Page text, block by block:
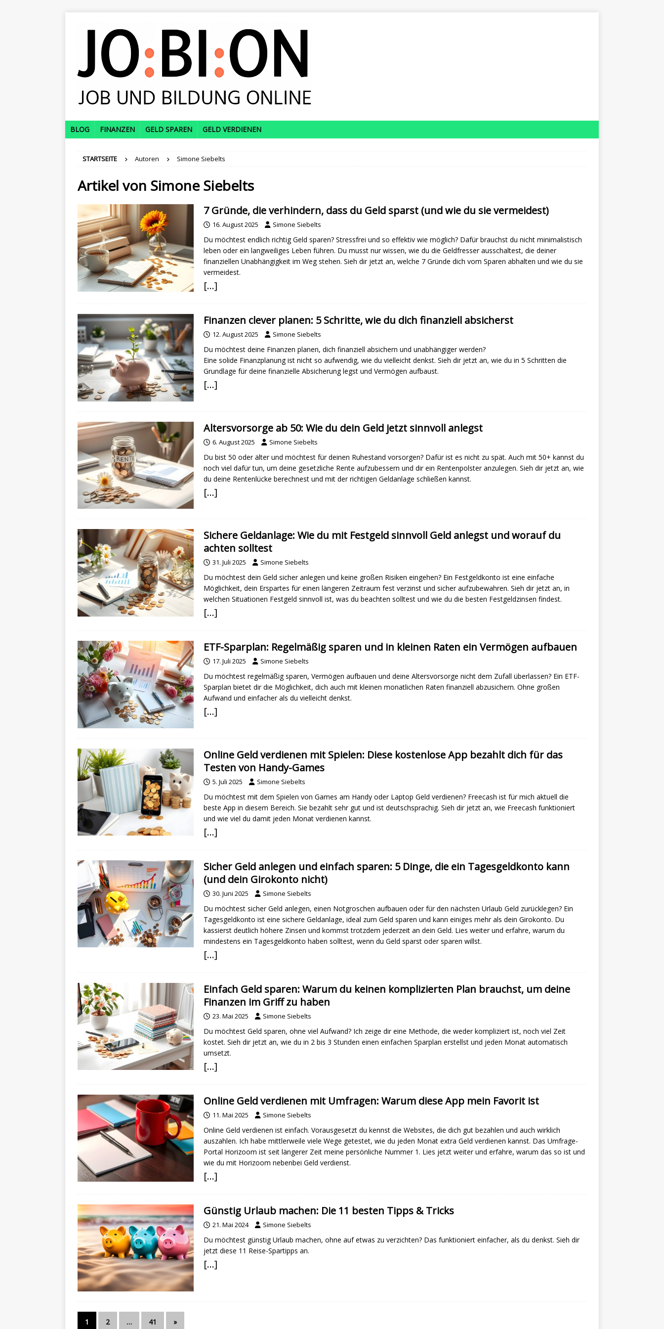
BLOG FINANZEN GELD SPAREN GELD VERDIENEN
STARTSEITE Autoren Simone Siebelts
Artikel von Simone Siebelts
7 Gründe, die verhindern, dass du Geld sparst (und wie du sie vermeidest)
16. August 2025 Simone Siebelts
Du möchtest endlich richtig Geld sparen? Stressfrei und so effektiv wie möglich? Dafür brauchst du nicht minimalistisch
leben oder ein langweiliges Leben führen. Du musst nur wissen, wie du die Geldfresser ausschaltest, die deiner
finanziellen Unabhängigkeit im Weg stehen. Sieh dir jetzt an, welche 7 Gründe dich vom Sparen abhalten und wie du sie
vermeidest.
[…]
Finanzen clever planen: 5 Schritte, wie du dich finanziell absicherst
12. August 2025 Simone Siebelts
Du möchtest deine Finanzen planen, dich finanziell absichern und unabhängiger werden?
Eine solide Finanzplanung ist nicht so aufwendig, wie du vielleicht denkst. Sieh dir jetzt an, wie du in 5 Schritten die
Grundlage für deine finanzielle Absicherung legst und Vermögen aufbaust.
[…]
Altersvorsorge ab 50: Wie du dein Geld jetzt sinnvoll anlegst
6. August 2025 Simone Siebelts
Du bist 50 oder älter und möchtest für deinen Ruhestand vorsorgen? Dafür ist es nicht zu spät. Auch mit 50+ kannst du
noch viel dafür tun, um deine gesetzliche Rente aufzubessern und dir ein Rentenpolster anzulegen. Sieh dir jetzt an, wie
du deine Rentenlücke berechnest und mit der richtigen Geldanlage schließen kannst.
[…]
Sichere Geldanlage: Wie du mit Festgeld sinnvoll Geld anlegst und worauf du
achten solltest
31. Juli 2025 Simone Siebelts
Du möchtest dein Geld sicher anlegen und keine großen Risiken eingehen? Ein Festgeldkonto ist eine einfache
Möglichkeit, dein Erspartes für einen längeren Zeitraum fest verzinst und sicher aufzubewahren. Sieh dir jetzt an, in
welchen Situationen Festgeld sinnvoll ist, was du beachten solltest und wie du die besten Festgeldzinsen findest.
[…]
ETF-Sparplan: Regelmäßig sparen und in kleinen Raten ein Vermögen aufbauen
17. Juli 2025 Simone Siebelts
Du möchtest regelmäßig sparen, Vermögen aufbauen und deine Altersvorsorge nicht dem Zufall überlassen? Ein ETF-
Sparplan bietet dir die Möglichkeit, dich auch mit kleinen monatlichen Raten finanziell abzusichern. Ohne großen
Aufwand und einfacher als du vielleicht denkst.
[…]
Online Geld verdienen mit Spielen: Diese kostenlose App bezahlt dich für das
Testen von Handy-Games
5. Juli 2025 Simone Siebelts
Du möchtest mit dem Spielen von Games am Handy oder Laptop Geld verdienen? Freecash ist für mich aktuell die
beste App in diesem Bereich. Sie bezahlt sehr gut und ist deutschsprachig. Sieh dir jetzt an, wie Freecash funktioniert
und wie viel du damit jeden Monat verdienen kannst.
[…]
Sicher Geld anlegen und einfach sparen: 5 Dinge, die ein Tagesgeldkonto kann
(und dein Girokonto nicht)
30. Juni 2025 Simone Siebelts
Du möchtest sicher Geld anlegen, einen Notgroschen aufbauen oder für den nächsten Urlaub Geld zurücklegen? Ein
Tagesgeldkonto ist eine sichere Geldanlage, ideal zum Geld sparen und kann einiges mehr als dein Girokonto. Du
kassierst deutlich höhere Zinsen und kommst trotzdem jederzeit an dein Geld. Lies weiter und erfahre, warum du
mindestens ein Tagesgeldkonto haben solltest, wenn du Geld sparst oder sparen willst.
[…]
Einfach Geld sparen: Warum du keinen komplizierten Plan brauchst, um deine
Finanzen im Griff zu haben
23. Mai 2025 Simone Siebelts
Du möchtest Geld sparen, ohne viel Aufwand? Ich zeige dir eine Methode, die weder kompliziert ist, noch viel Zeit
kostet. Sieh dir jetzt an, wie du in 2 bis 3 Stunden einen einfachen Sparplan erstellst und jeden Monat automatisch
umsetzt.
[…]
Online Geld verdienen mit Umfragen: Warum diese App mein Favorit ist
11. Mai 2025 Simone Siebelts
Online Geld verdienen ist einfach. Vorausgesetzt du kennst die Websites, die dich gut bezahlen und auch wirklich
auszahlen. Ich habe mittlerweile viele Wege getestet, wie du jeden Monat extra Geld verdienen kannst. Das Umfrage-
Portal Horizoom ist seit längerer Zeit meine persönliche Nummer 1. Lies jetzt weiter und erfahre, warum das so ist und
wie du mit Horizoom nebenbei Geld verdienst.
[…]
Günstig Urlaub machen: Die 11 besten Tipps & Tricks
21. Mai 2024 Simone Siebelts
Du möchtest günstig Urlaub machen, ohne auf etwas zu verzichten? Das funktioniert einfacher, als du denkst. Sieh dir
jetzt diese 11 Reise-Spartipps an.
[…]
1 2 … 41 »